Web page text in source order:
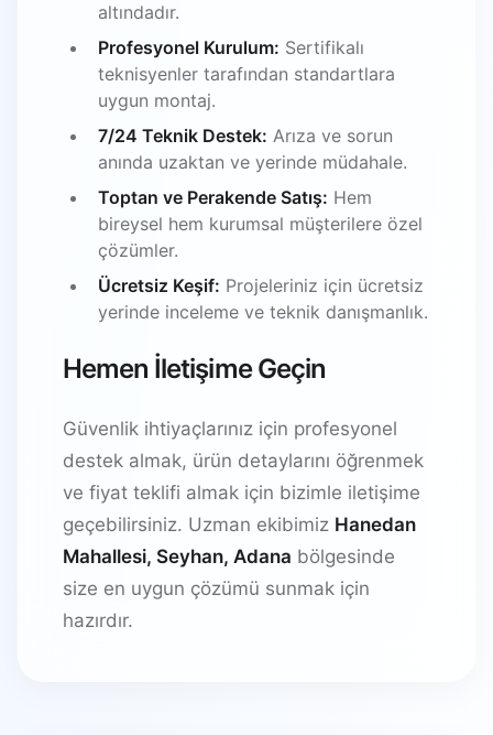
altındadır.
Profesyonel Kurulum: Sertifikalı
teknisyenler tarafından standartlara
uygun montaj.
7/24 Teknik Destek: Arıza ve sorun
anında uzaktan ve yerinde müdahale.
Toptan ve Perakende Satış: Hem
bireysel hem kurumsal müşterilere özel
çözümler.
Ücretsiz Keşif: Projeleriniz için ücretsiz
yerinde inceleme ve teknik danışmanlık.
Hemen İletişime Geçin
Güvenlik ihtiyaçlarınız için profesyonel
destek almak, ürün detaylarını öğrenmek
ve fiyat teklifi almak için bizimle iletişime
geçebilirsiniz. Uzman ekibimiz Hanedan
Mahallesi, Seyhan, Adana bölgesinde
size en uygun çözümü sunmak için
hazırdır.